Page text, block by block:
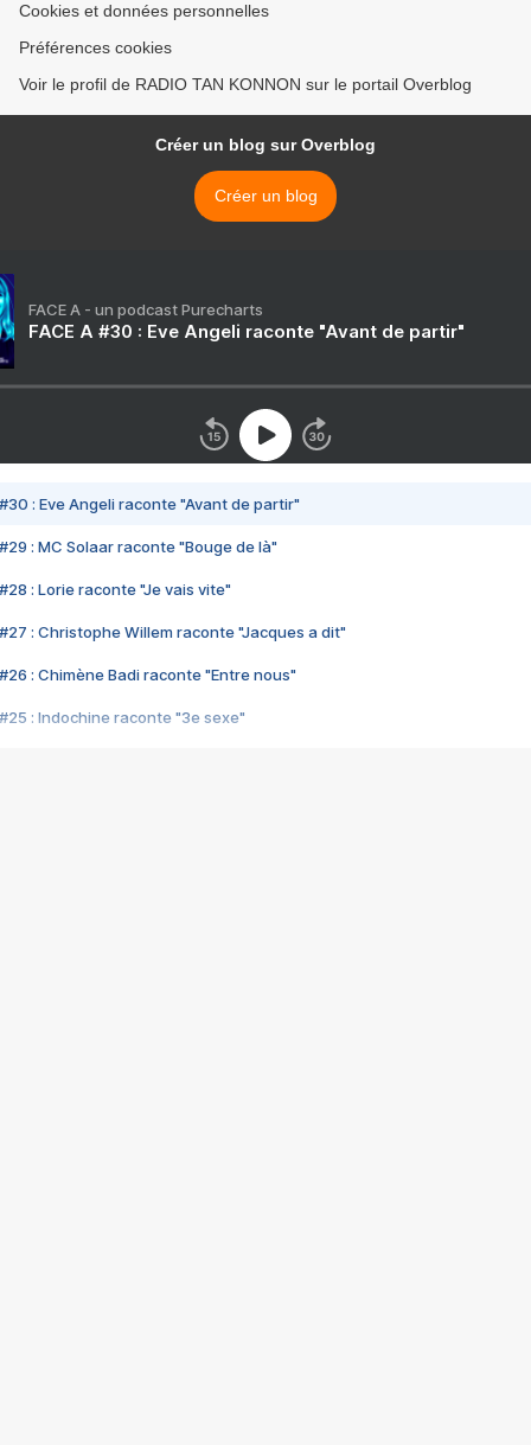
Cookies et données personnelles
Préférences cookies
Voir le profil de RADIO TAN KONNON sur le portail Overblog
Créer un blog sur Overblog
Créer un blog
FACE A - un podcast Purecharts
FACE A #30 : Eve Angeli raconte "Avant de partir"
#30 : Eve Angeli raconte "Avant de partir"
#29 : MC Solaar raconte "Bouge de là"
#28 : Lorie raconte "Je vais vite"
#27 : Christophe Willem raconte "Jacques a dit"
#26 : Chimène Badi raconte "Entre nous"
#25 : Indochine raconte "3e sexe"